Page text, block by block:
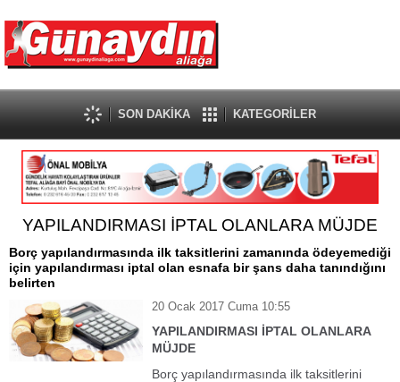
SON DAKİKA KATEGORİLER
YAPILANDIRMASI İPTAL OLANLARA MÜJDE
Borç yapılandırmasında ilk taksitlerini zamanında ödeyemediği
için yapılandırması iptal olan esnafa bir şans daha tanındığını
belirten
20 Ocak 2017 Cuma 10:55
YAPILANDIRMASI İPTAL OLANLARA
MÜJDE
Borç yapılandırmasında ilk taksitlerini